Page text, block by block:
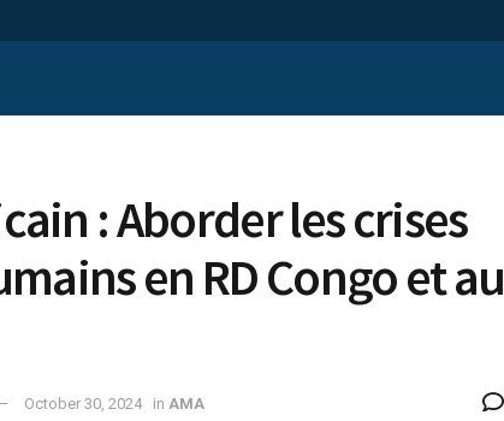
: Aborder les crises
en RD Congo et au
October 30, 2024 in AMA